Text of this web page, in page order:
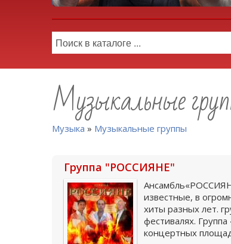
Музыкальные
Музыка » Музыкальные группы
Группа "РОССИЯНЕ"
известные, в
хиты разных лет.
фестивалях.
концертных